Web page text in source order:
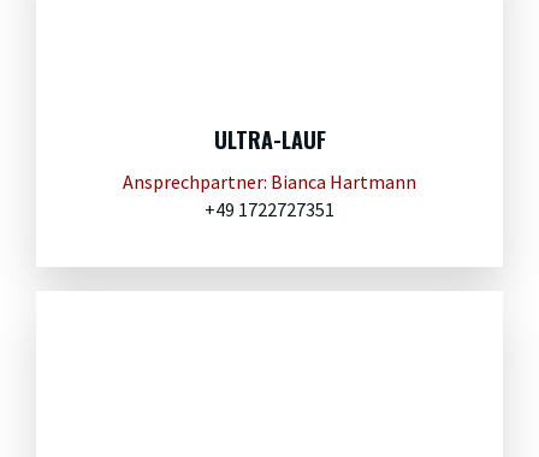
ULTRA-LAUF
Ansprechpartner: Bianca Hartmann
+49 1722727351